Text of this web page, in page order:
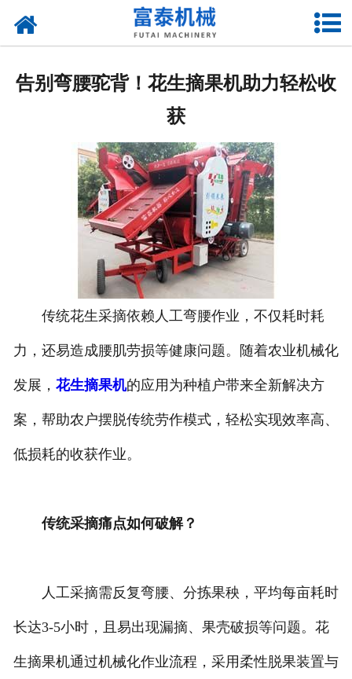
资质荣誉
新闻中心
厂房设备
联系我们
告别弯腰驼背！花生摘果机助力轻松收
获
传统花生采摘依赖人工弯腰作业，不仅耗时耗
力，还易造成腰肌劳损等健康问题。随着农业机械化
发展， 花生摘果机的应用为种植户带来全新解决方
案，帮助农户摆脱传统劳作模式，轻松实现效率高、
低损耗的收获作业。
传统采摘痛点如何破解？
人工采摘需反复弯腰、分拣果秧，平均每亩耗时
长达3-5小时，且易出现漏摘、果壳破损等问题。花
生摘果机通过机械化作业流程，采用柔性脱果装置与